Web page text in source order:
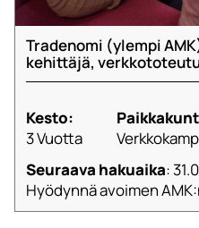
Tradenomi (ylempi
kehittäjä,
Kesto:
3 Vuotta
Seuraava hakuaika:
Hyödynnä avoimen